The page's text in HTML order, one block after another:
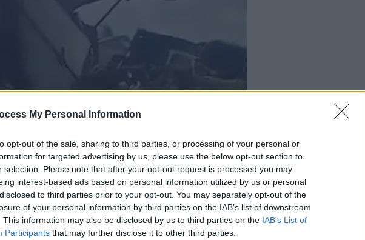
My Personal Information
opt-out of the sale, sharing to third parties, or processing of your personal or
for targeted advertising by us, please use the below opt-out section to
selection. Please note that after your opt-out request is processed you may
interest-based ads based on personal information utilized by us or personal
to third parties prior to your opt-out. You may separately opt-out of the
of your personal information by third parties on the IAB’s list of downstream
This information may also be disclosed by us to third parties on the IAB’s List of
Participants that may further disclose it to other third parties.
Ινδία (Χ)